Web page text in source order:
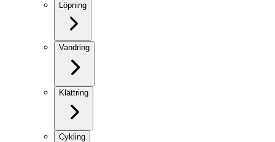
Löpning
Vandring
Klättring
Cykling